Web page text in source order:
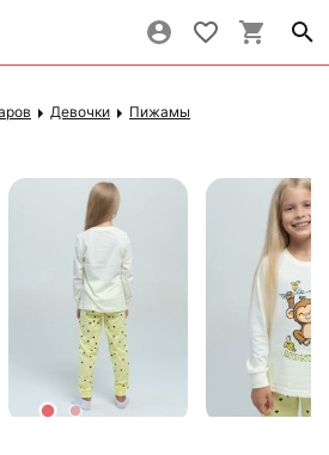
Девочки Пижамы